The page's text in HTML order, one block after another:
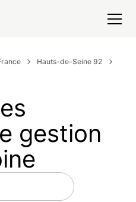
Hauts-de-Seine 92
gestion